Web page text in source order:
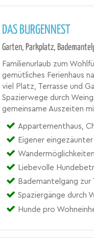
DAS BURGENNEST
Garten, Parkplatz,
Familienurlaub zum
gemütliches Ferienhaus
viel Platz, Terrasse und
Spazierwege durch
gemeinsame Auszeiten
Appartementhaus,
Eigener
Liebevolle
Bademantelgang zur
Spaziergänge durch
Hunde pro